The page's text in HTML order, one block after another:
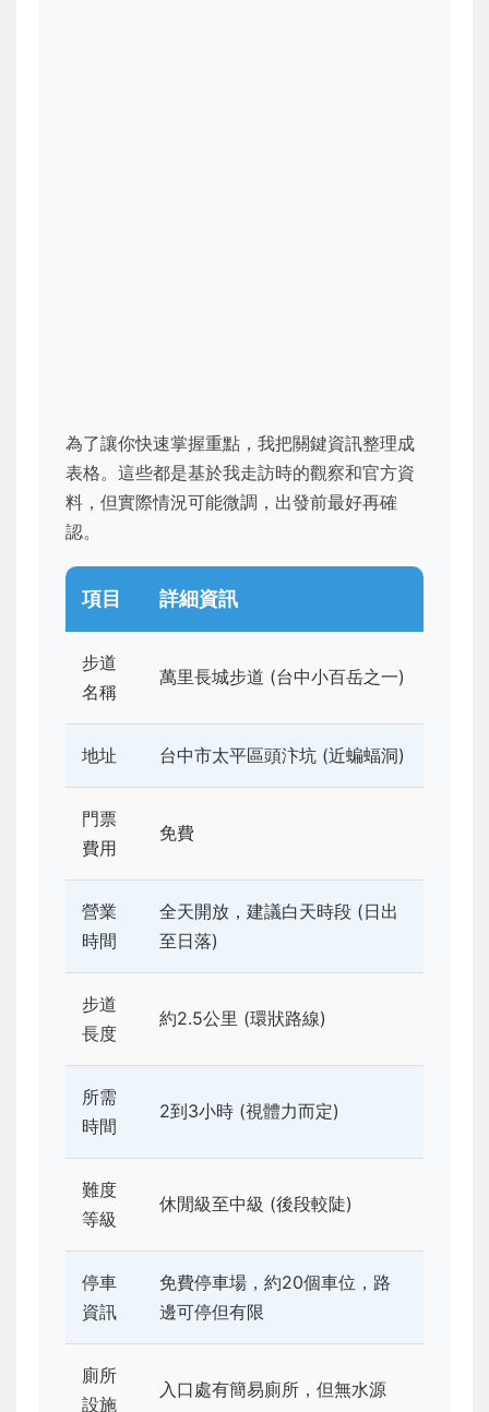
為了讓你快速掌握重點，我把關鍵資訊整理成
表格。這些都是基於我走訪時的觀察和官方資
料，但實際情況可能微調，出發前最好再確
認。
項目 詳細資訊
步道
名稱
萬里長城步道 (台中小百岳之一)
地址 台中市太平區頭汴坑 (近蝙蝠洞)
門票
費用
免費
營業
時間
全天開放，建議白天時段 (日出
至日落)
步道
長度
約2.5公里 (環狀路線)
所需
時間
2到3小時 (視體力而定)
難度
等級
休閒級至中級 (後段較陡)
停車
資訊
免費停車場，約20個車位，路
邊可停但有限
廁所
設施
入口處有簡易廁所，但無水源